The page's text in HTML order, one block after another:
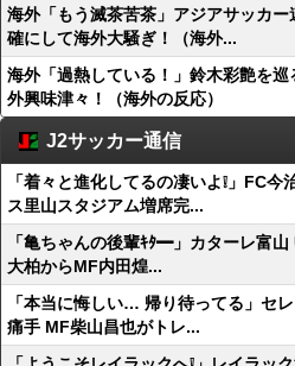
海外「もう滅茶苦茶」アジアサッカ
確にして海外大騒ぎ！（海外...
海外「過熱している！」鈴木彩艶を
外興味津々！（海外の反応）
J2サッカー通信
「着々と進化してるの凄いよ❕」FC
ス里山スタジアム増席完...
「亀ちゃんの後輩ｷﾀ━」カターレ富
大柏からMF内田煌...
「本当に悔しい… 帰り待ってる」セ
痛手 MF柴山昌也がトレ...